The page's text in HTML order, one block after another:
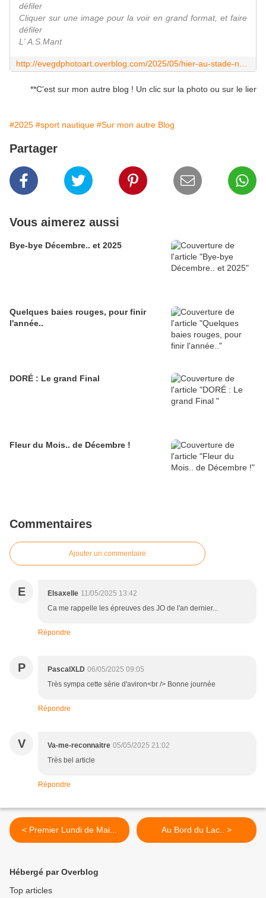
défiler
Cliquer sur une image pour la voir en grand format, et faire
défiler
L' A.S.Mant
**C'est sur mon autre blog ! Un clic sur la photo ou sur le lien
#2025 #sport nautique #Sur mon autre Blog
Partager
Vous aimerez aussi
Bye-bye Décembre.. et 2025
Quelques baies rouges, pour finir
l'année..
DORÉ : Le grand Final
Fleur du Mois.. de Décembre !
Commentaires
Ajouter un commentaire
E Elsaxelle 11/05/2025 13:42
Ca me rappelle les épreuves des JO de l'an dernier...
Répondre
P PascalXLD 06/05/2025 09:05
Très sympa cette série d'aviron<br /> Bonne journée
Répondre
V Va-me-reconnaitre 05/05/2025 21:02
Très bel article
Répondre
< Premier Lundi de Mai... Au Bord du Lac.. >
Hébergé par Overblog
Top articles